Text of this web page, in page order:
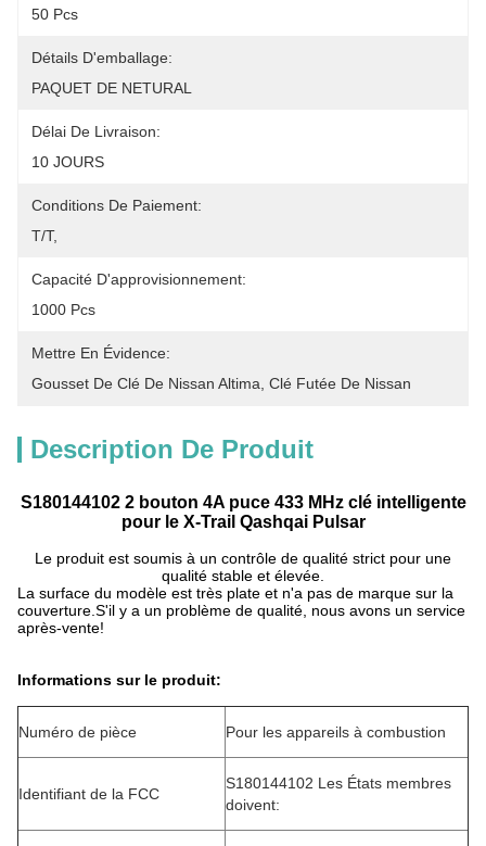
50 Pcs
Détails D'emballage:
PAQUET DE NETURAL
Délai De Livraison:
10 JOURS
Conditions De Paiement:
T/T,
Capacité D'approvisionnement:
1000 Pcs
Mettre En Évidence:
Gousset De Clé De Nissan Altima Clé Futée De Nissan
Description De Produit
S180144102 2 bouton 4A puce 433 MHz clé intelligente
pour le X-Trail Qashqai Pulsar
Le produit est soumis à un contrôle de qualité strict pour une
qualité stable et élevée.
La surface du modèle est très plate et n'a pas de marque sur la
couverture.S'il y a un problème de qualité, nous avons un service
après-vente!
Informations sur le produit:
Numéro de pièce Pour les appareils à combustion
Identifiant de la FCC
S180144102 Les États membres
doivent: